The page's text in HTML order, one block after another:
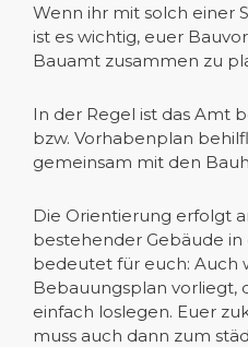
Wenn ihr mit solch einer
ist es wichtig, euer
Bauamt zusammen zu
In der Regel ist das Amt
bzw. Vorhabenplan
gemeinsam mit den
Die Orientierung erfolgt
bestehender Gebäude
bedeutet für euch: Auch
Bebauungsplan vorliegt,
einfach loslegen. Euer
muss auch dann zum